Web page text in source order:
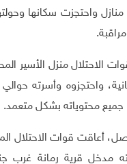
واحتجزت سكانها
الاحتلال منزل الأسير
واحتجزوه وأسرته
جميع محتوياته بشكل متعمد.
أعاقت قوات الاحتلال
مدخل قرية رمانة غرب